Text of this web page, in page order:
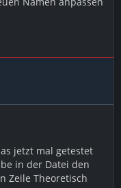
jetzt mal getestet
in der Datei den
Zeile Theoretisch